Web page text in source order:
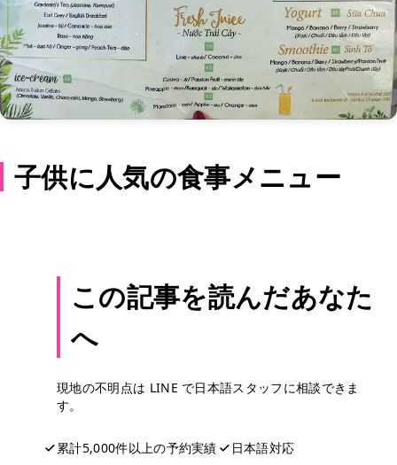
子供に人気の食事メニュー
この記事を読んだあなた
へ
現地の不明点は LINE で日本語スタッフに相談できま
す。
累計5,000件以上の予約実績
日本語対応